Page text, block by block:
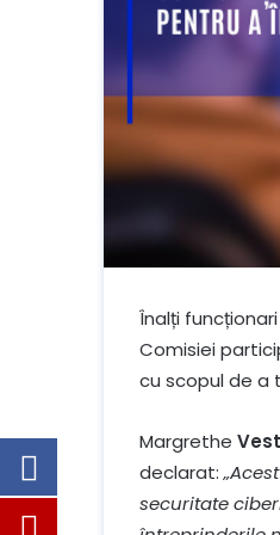
Înalți
Comisiei
cu scopul de a
Margrethe
declarat:
securitate